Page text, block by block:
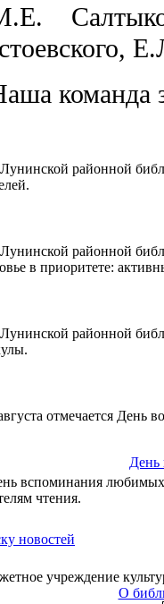
команда
районной
районной
в приоритете:
районной
отмечается День
День
вспоминания
чтения.
новостей
учреждение
О